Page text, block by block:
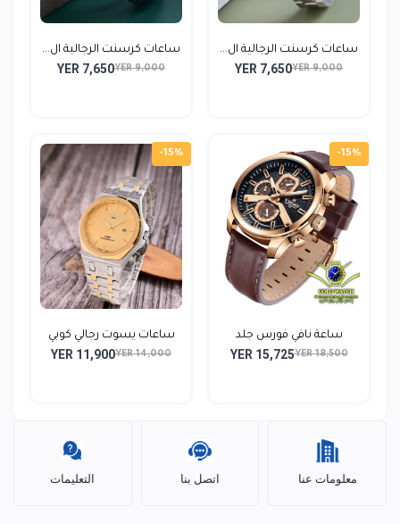
ساعات كرسنت الرجالية ال...
YER 9,000
YER 7,650
ساعات كرسنت الرجالية ال...
YER 9,000
YER 7,650
-15%
ساعة نافي فورس جلد
شباب...YER 18,500
YER 15,725
-15%
ساعات يسوت رجالي كوبي
و...YER 14,000
YER 11,900
معلومات عنا اتصل بنا التعليمات